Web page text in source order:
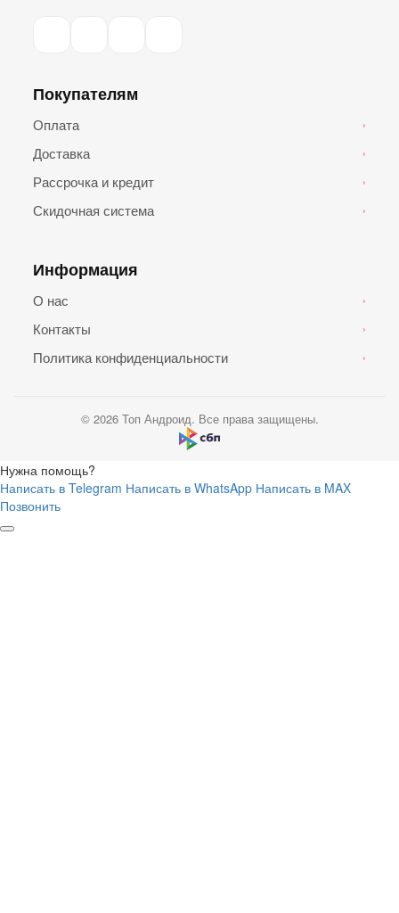
Покупателям
Оплата ›
Доставка ›
Рассрочка и кредит ›
Скидочная система ›
Информация
О нас ›
Контакты ›
Политика конфиденциальности ›
© 2026 Топ Андроид. Все права защищены.
Нужна помощь?
Написать в Telegram Написать в WhatsApp Написать в MAX
Позвонить